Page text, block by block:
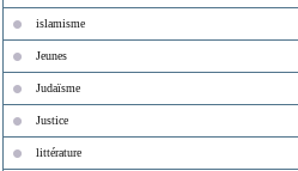
islamisme
Jeunes
Judaïsme
Justice
littérature